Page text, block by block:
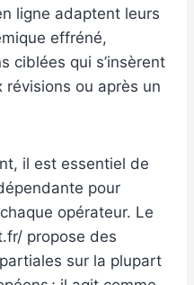
ligne adaptent leurs
effréné,
ciblées qui s’insèrent
ou après un
il est essentiel de
pour
opérateur. Le
propose des
sur la plupart